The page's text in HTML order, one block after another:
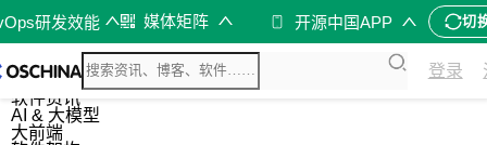
研发效能 媒体矩阵 开源中国APP 切
登录
综合
开源资讯
软件资讯
AI & 大模型
大前端